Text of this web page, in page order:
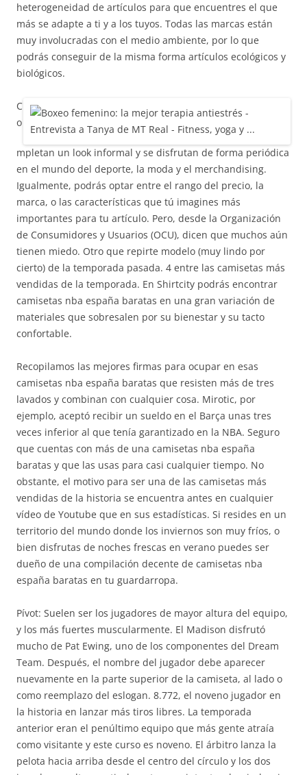
heterogeneidad de artículos para que encuentres el que
más se adapte a ti y a los tuyos. Todas las marcas están
muy involucradas con el medio ambiente, por lo que
podrás conseguir de la misma forma artículos ecológicos y
biológicos.
C
o
mpletan un look informal y se disfrutan de forma periódica
en el mundo del deporte, la moda y el merchandising.
Igualmente, podrás optar entre el rango del precio, la
marca, o las características que tú imagines más
importantes para tu artículo. Pero, desde la Organización
de Consumidores y Usuarios (OCU), dicen que muchos aún
tienen miedo. Otro que repirte modelo (muy lindo por
cierto) de la temporada pasada. 4 entre las camisetas más
vendidas de la temporada. En Shirtcity podrás encontrar
camisetas nba españa baratas en una gran variación de
materiales que sobresalen por su bienestar y su tacto
confortable.
Recopilamos las mejores firmas para ocupar en esas
camisetas nba españa baratas que resisten más de tres
lavados y combinan con cualquier cosa. Mirotic, por
ejemplo, aceptó recibir un sueldo en el Barça unas tres
veces inferior al que tenía garantizado en la NBA. Seguro
que cuentas con más de una camisetas nba españa
baratas y que las usas para casi cualquier tiempo. No
obstante, el motivo para ser una de las camisetas más
vendidas de la historia se encuentra antes en cualquier
vídeo de Youtube que en sus estadísticas. Si resides en un
territorio del mundo donde los inviernos son muy fríos, o
bien disfrutas de noches frescas en verano puedes ser
dueño de una compilación decente de camisetas nba
españa baratas en tu guardarropa.
Pívot: Suelen ser los jugadores de mayor altura del equipo,
y los más fuertes muscularmente. El Madison disfrutó
mucho de Pat Ewing, uno de los componentes del Dream
Team. Después, el nombre del jugador debe aparecer
nuevamente en la parte superior de la camiseta, al lado o
como reemplazo del eslogan. 8.772, el noveno jugador en
la historia en lanzar más tiros libres. La temporada
anterior eran el penúltimo equipo que más gente atraía
como visitante y este curso es noveno. El árbitro lanza la
pelota hacia arriba desde el centro del círculo y los dos